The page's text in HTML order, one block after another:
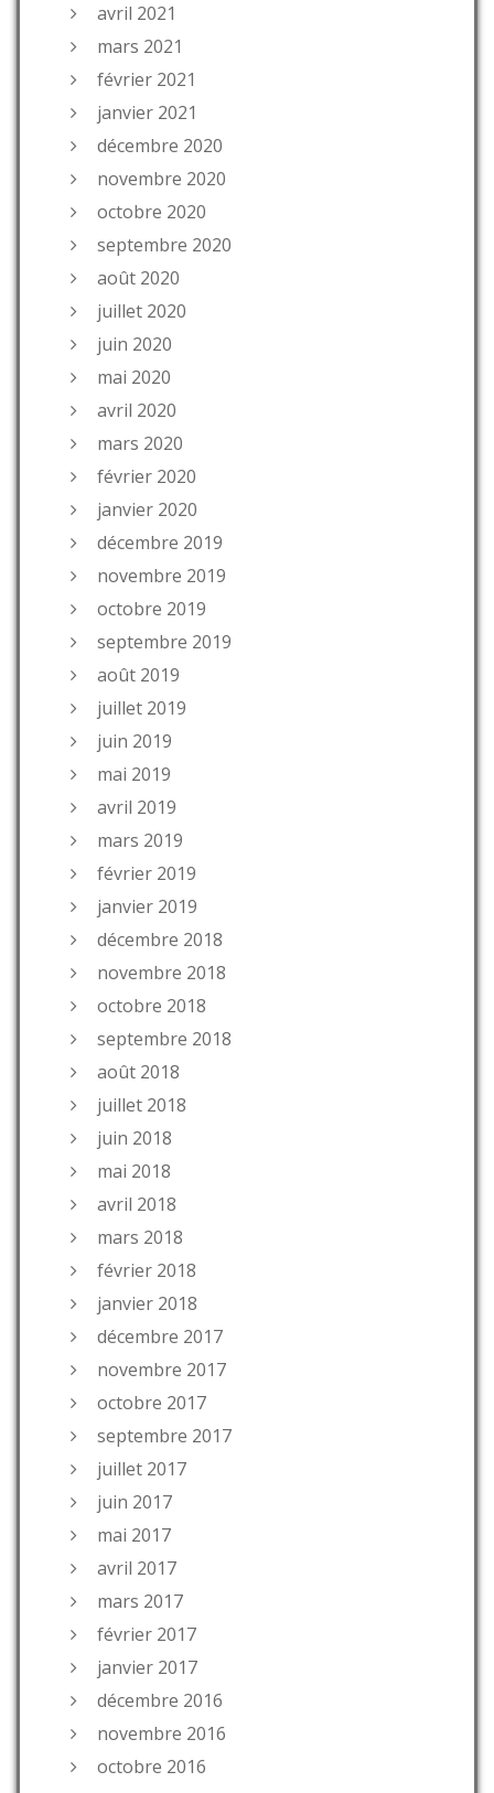
avril 2021
mars 2021
février 2021
janvier 2021
décembre 2020
novembre 2020
octobre 2020
septembre 2020
août 2020
juillet 2020
juin 2020
mai 2020
avril 2020
mars 2020
février 2020
janvier 2020
décembre 2019
novembre 2019
octobre 2019
septembre 2019
août 2019
juillet 2019
juin 2019
mai 2019
avril 2019
mars 2019
février 2019
janvier 2019
décembre 2018
novembre 2018
octobre 2018
septembre 2018
août 2018
juillet 2018
juin 2018
mai 2018
avril 2018
mars 2018
février 2018
janvier 2018
décembre 2017
novembre 2017
octobre 2017
septembre 2017
juillet 2017
juin 2017
mai 2017
avril 2017
mars 2017
février 2017
janvier 2017
décembre 2016
novembre 2016
octobre 2016